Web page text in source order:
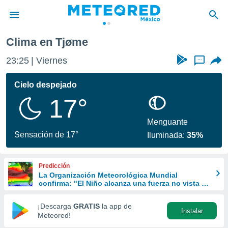
de
ha sido
calidad.
a este
las
y
forma
digital
basada
Clima en Tjøme
23:25 Viernes ...
Cielo despejado
17°
Sensación de 17°
Menguante
Iluminada:35%
Predicción
La Organización Meteorológica Mundial
confirma: "El Niño alcanza una fuerza no vista en
¡Descarga GRATIS la app de
Meteored!
Instalar